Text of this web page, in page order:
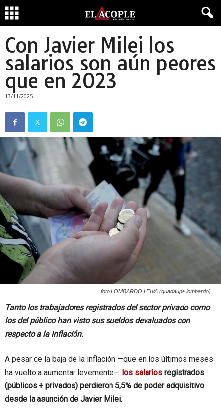
Con Javier Milei los
salarios son aún peores
que en 2023
13/11/2025
foto LOMBARDO LEIVA (guadaupe lombardo)
Tanto los trabajadores registrados del sector privado como
los del público han visto sus sueldos devaluados con
respecto a la inflación.
A pesar de la baja de la inflación —que en los últimos meses
ha vuelto a aumentar levemente— los salarios registrados
(públicos + privados) perdieron 5,5% de poder adquisitivo
desde la asunción de Javier Milei.